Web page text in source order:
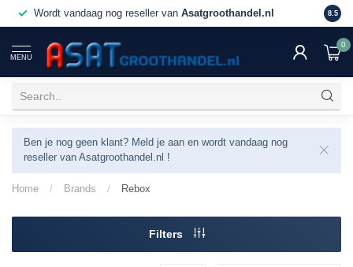
Wordt vandaag nog reseller van Asatgroothandel.nl 8.5
MENU
0
Ben je nog geen klant? Meld je aan en wordt vandaag nog
reseller van Asatgroothandel.nl !
Home / Brands / Rebox
Filters